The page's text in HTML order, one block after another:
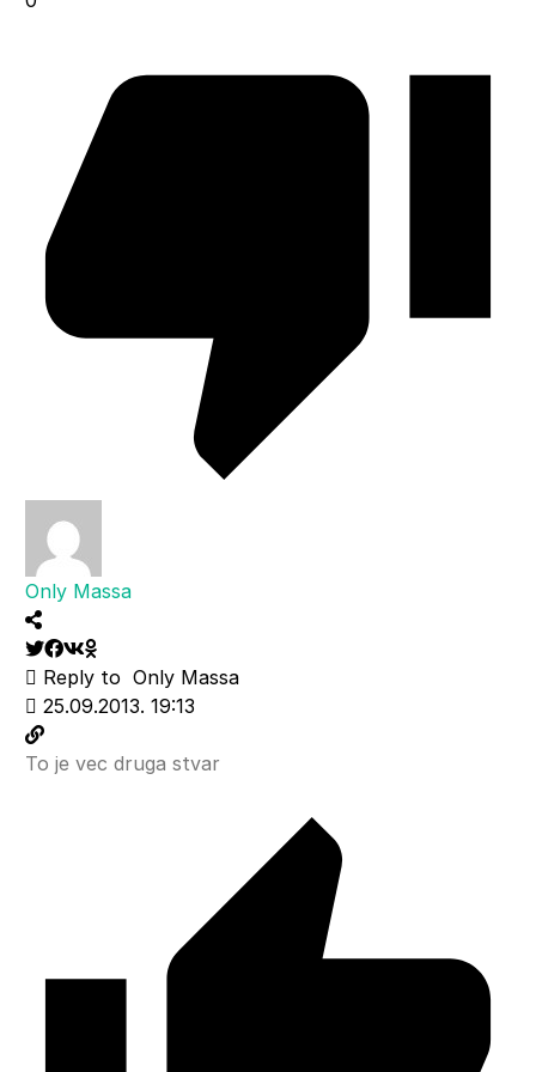
Only Massa
Reply to Only Massa
25.09.2013. 19:13
To je vec druga stvar